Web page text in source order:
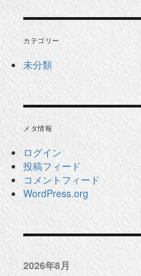
カテゴリー
未分類
メタ情報
ログイン
投稿フィード
コメントフィード
WordPress.org
2026年8月